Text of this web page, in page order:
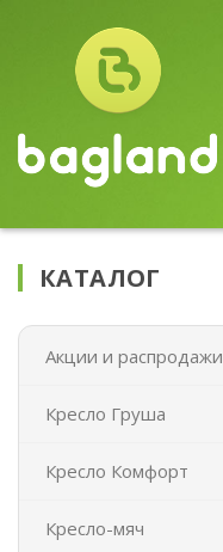
КАТАЛОГ
Акции и распродажи
Кресло Груша
Кресло Комфорт
Кресло-мяч